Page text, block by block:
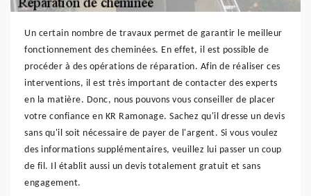
Un certain nombre de travaux permet de garantir le meilleur
fonctionnement des cheminées. En effet, il est possible de
procéder à des opérations de réparation. Afin de réaliser ces
interventions, il est très important de contacter des experts
en la matière. Donc, nous pouvons vous conseiller de placer
votre confiance en KR Ramonage. Sachez qu'il dresse un devis
sans qu'il soit nécessaire de payer de l'argent. Si vous voulez
des informations supplémentaires, veuillez lui passer un coup
de fil. Il établit aussi un devis totalement gratuit et sans
engagement.